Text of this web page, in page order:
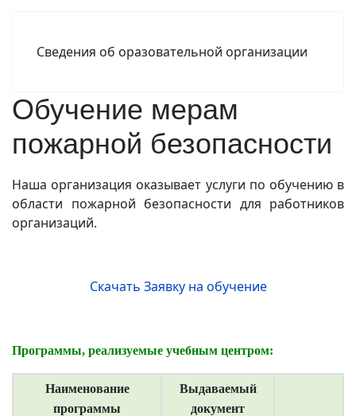
Сведения об оразовательной организации
Обучение мерам
пожарной безопасности
Наша организация оказывает услуги по обучению в
области пожарной безопасности для работников
организаций.
Скачать Заявку на обучение
Программы, реализуемые учебным центром:
Наименование
программы
Выдаваемый
документ